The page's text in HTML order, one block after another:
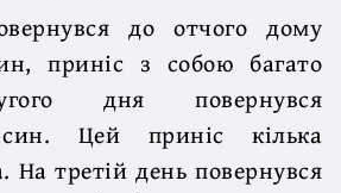
до отчого дому
приніс з собою багато
дня повернувся
Цей приніс кілька
На третій день повернувся